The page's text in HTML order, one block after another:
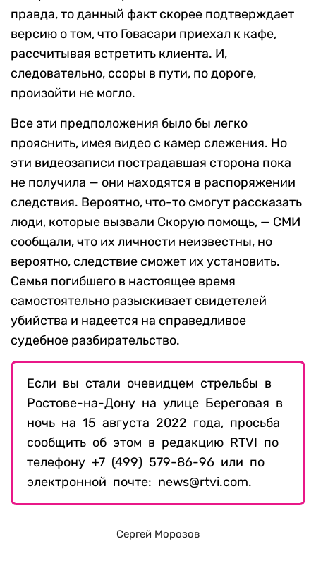
правда, то данный факт скорее подтверждает
версию о том, что Говасари приехал к кафе,
рассчитывая встретить клиента. И,
следовательно, ссоры в пути, по дороге,
произойти не могло.
Все эти предположения было бы легко
прояснить, имея видео с камер слежения. Но
эти видеозаписи пострадавшая сторона пока
не получила — они находятся в распоряжении
следствия. Вероятно, что-то смогут рассказать
люди, которые вызвали Скорую помощь, — СМИ
сообщали, что их личности неизвестны, но
вероятно, следствие сможет их установить.
Семья погибшего в настоящее время
самостоятельно разыскивает свидетелей
убийства и надеется на справедливое
судебное разбирательство.
Если вы стали очевидцем стрельбы в
Ростове-на-Дону на улице Береговая в
ночь на 15 августа 2022 года, просьба
сообщить об этом в редакцию RTVI по
телефону +7 (499) 579-86-96 или по
электронной почте: news@rtvi.com.
Сергей Морозов